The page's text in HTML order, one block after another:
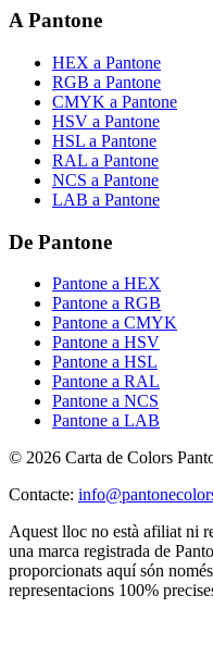
A Pantone
HEX a Pantone
RGB a Pantone
CMYK a Pantone
HSV a Pantone
HSL a Pantone
RAL a Pantone
NCS a Pantone
LAB a Pantone
De Pantone
Pantone a HEX
Pantone a RGB
Pantone a CMYK
Pantone a HSV
Pantone a HSL
Pantone a RAL
Pantone a NCS
Pantone a LAB
© 2026 Carta de Colors
Contacte:
Aquest lloc no està afiliat ni
una marca registrada de
proporcionats aquí són
representacions 100%